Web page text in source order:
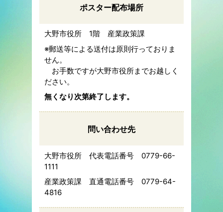
ポスター配布場所
大野市役所 1階 産業政策課
※郵送等による送付は原則行っておりま
せん。
お手数ですが大野市役所までお越しく
ださい。
無くなり次第終了します。
問い合わせ先
大野市役所 代表電話番号 0779-66-
1111
産業政策課 直通電話番号 0779-64-
4816